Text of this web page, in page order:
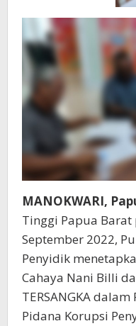
MANOKWARI,
Tinggi Papua
September 2022,
Penyidik
Cahaya Nani Billi
TERSANGKA
Pidana Korupsi